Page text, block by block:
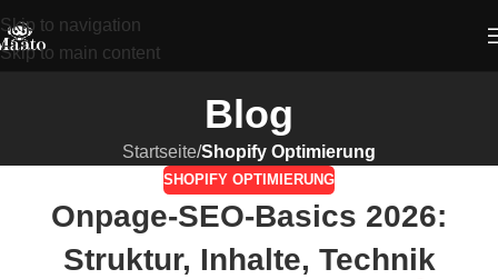
Skip to navigation
Skip to main content
Blog
Startseite/Shopify Optimierung
SHOPIFY OPTIMIERUNG
Onpage-SEO-Basics 2026:
Struktur, Inhalte, Technik